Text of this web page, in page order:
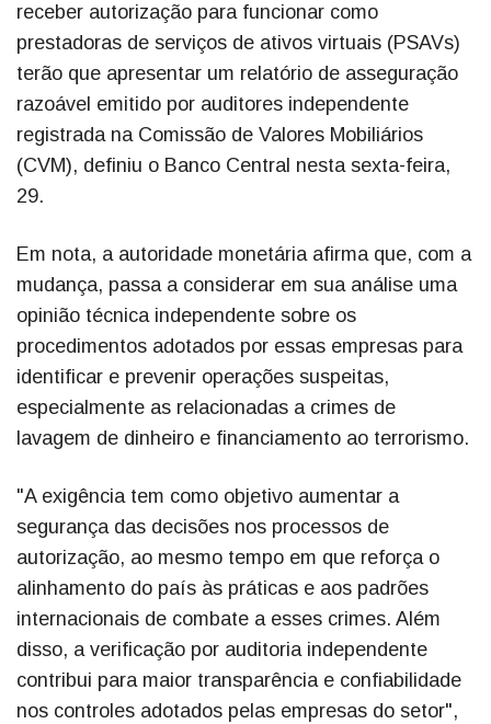
receber autorização para funcionar como
prestadoras de serviços de ativos virtuais (PSAVs)
terão que apresentar um relatório de asseguração
razoável emitido por auditores independente
registrada na Comissão de Valores Mobiliários
(CVM), definiu o Banco Central nesta sexta-feira,
29.
Em nota, a autoridade monetária afirma que, com a
mudança, passa a considerar em sua análise uma
opinião técnica independente sobre os
procedimentos adotados por essas empresas para
identificar e prevenir operações suspeitas,
especialmente as relacionadas a crimes de
lavagem de dinheiro e financiamento ao terrorismo.
"A exigência tem como objetivo aumentar a
segurança das decisões nos processos de
autorização, ao mesmo tempo em que reforça o
alinhamento do país às práticas e aos padrões
internacionais de combate a esses crimes. Além
disso, a verificação por auditoria independente
contribui para maior transparência e confiabilidade
nos controles adotados pelas empresas do setor",